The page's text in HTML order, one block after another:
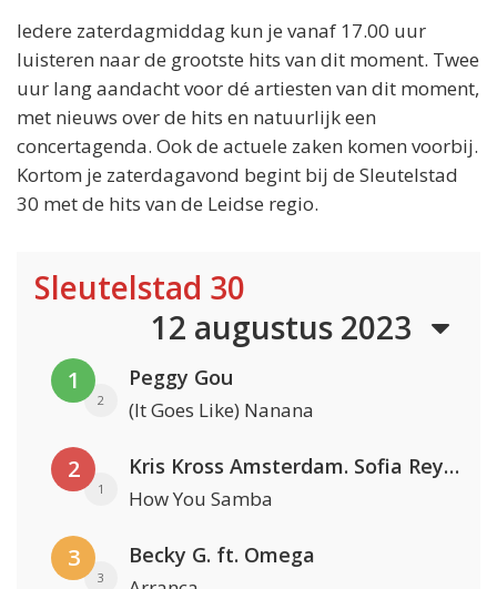
Iedere zaterdagmiddag kun je vanaf 17.00 uur
luisteren naar de grootste hits van dit moment. Twee
uur lang aandacht voor dé artiesten van dit moment,
met nieuws over de hits en natuurlijk een
concertagenda. Ook de actuele zaken komen voorbij.
Kortom je zaterdagavond begint bij de Sleutelstad
30 met de hits van de Leidse regio.
Sleutelstad 30
12 augustus 2023
1
2
Peggy Gou
(It Goes Like) Nanana
2
1
Kris Kross Amsterdam. Sofia Reyes & Tinie Tempah
How You Samba
3
3
Becky G. ft. Omega